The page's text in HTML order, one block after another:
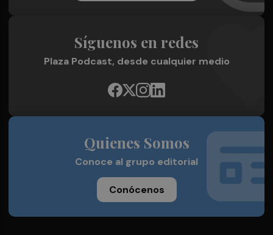
Síguenos en redes
Plaza Podcast, desde cualquier medio
Quienes Somos
Conoce al grupo editorial
Conócenos